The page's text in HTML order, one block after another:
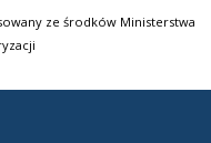
ze środków Ministerstwa